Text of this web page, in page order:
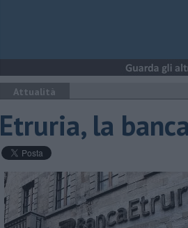
Attualità
Etruria, la